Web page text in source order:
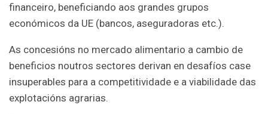
financeiro, beneficiando aos grandes grupos
económicos da UE (bancos, aseguradoras etc.).
As concesións no mercado alimentario a cambio de
beneficios noutros sectores derivan en desafíos case
insuperables para a competitividade e a viabilidade das
explotacións agrarias.